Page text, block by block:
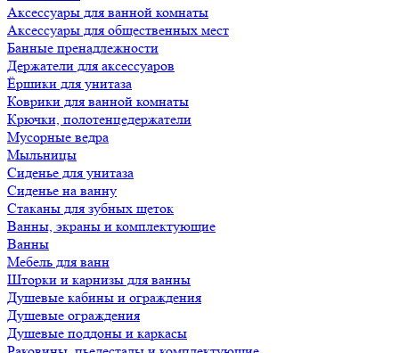
Аксессуары для ванной комнаты
Аксессуары для общественных мест
Банные пренадлежности
Держатели для аксессуаров
Ёршики для унитаза
Коврики для ванной комнаты
Крючки, полотенцедержатели
Мусорные ведра
Мыльницы
Сиденье для унитаза
Сиденье на ванну
Стаканы для зубных щеток
Ванны, экраны и комплектующие
Ванны
Мебель для ванн
Шторки и карнизы для ванны
Душевые кабины и ограждения
Душевые ограждения
Душевые поддоны и каркасы